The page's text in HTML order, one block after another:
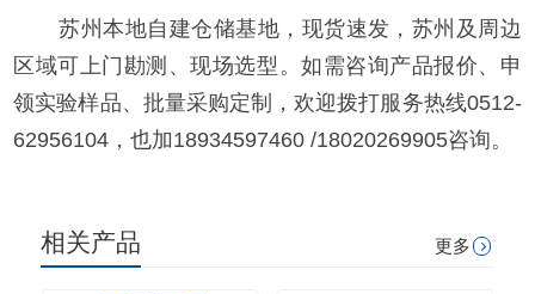
苏州本地自建仓储基地，现货速发，苏州及周边
区域可上门勘测、现场选型。如需咨询产品报价、申
领实验样品、批量采购定制，欢迎拨打服务热线0512-
62956104，也加18934597460 /18020269905咨询。
相关产品 更多